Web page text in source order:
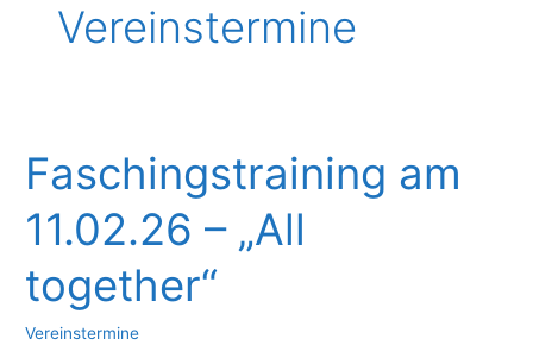
Vereinstermine
Faschingstraining am
11.02.26 – „All
together“
Vereinstermine